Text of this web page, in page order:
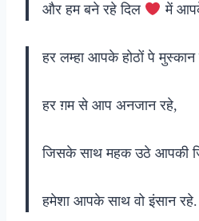
और हम बने रहे दिल में
हर लम्हा आपके होठों पे मुस्कान
हर ग़म से आप अनजान रहे,
जिसके साथ महक उठे आपकी
हमेशा आपके साथ वो इंसान रहे.